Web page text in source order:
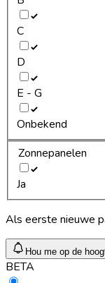
C
D
E - G
Onbekend
Zonnepanelen
Ja
Als eerste nieuwe
Hou me op de
BETA